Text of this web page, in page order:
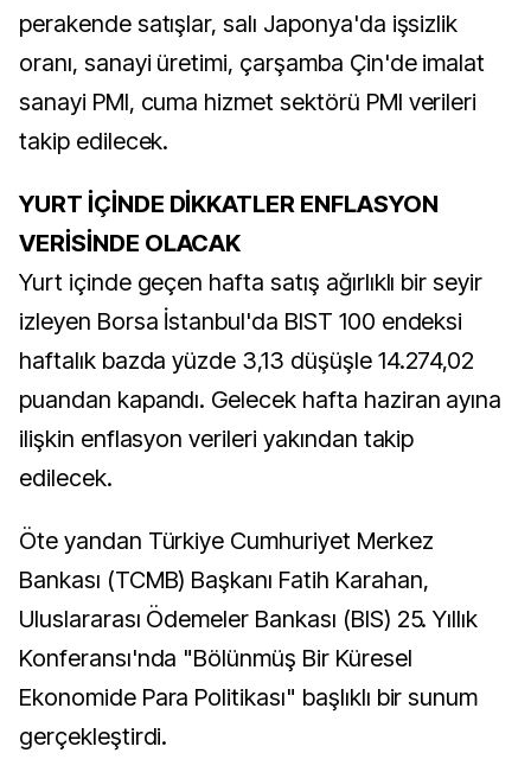
perakende satışlar, salı Japonya'da işsizlik
oranı, sanayi üretimi, çarşamba Çin'de imalat
sanayi PMI, cuma hizmet sektörü PMI verileri
takip edilecek.
YURT İÇİNDE DİKKATLER ENFLASYON
VERİSİNDE OLACAK
Yurt içinde geçen hafta satış ağırlıklı bir seyir
izleyen Borsa İstanbul'da BIST 100 endeksi
haftalık bazda yüzde 3,13 düşüşle 14.274,02
puandan kapandı. Gelecek hafta haziran ayına
ilişkin enflasyon verileri yakından takip
edilecek.
Öte yandan Türkiye Cumhuriyet Merkez
Bankası (TCMB) Başkanı Fatih Karahan,
Uluslararası Ödemeler Bankası (BIS) 25. Yıllık
Konferansı'nda "Bölünmüş Bir Küresel
Ekonomide Para Politikası" başlıklı bir sunum
gerçekleştirdi.